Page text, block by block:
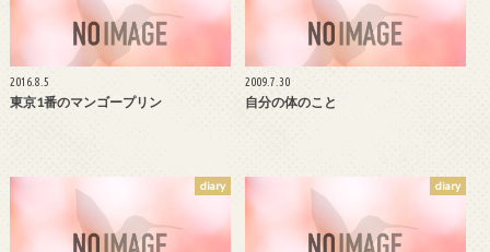
2016.8.5
東京1番のマンゴープリン
2009.7.30
自分の体のこと
diary diary